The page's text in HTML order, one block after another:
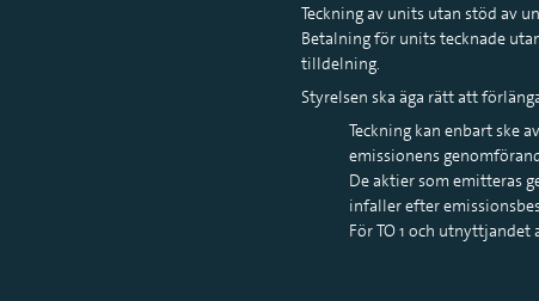
Teckning av units utan stöd av
Betalning för units tecknade
tilldelning.
Styrelsen ska äga rätt att
Teckning kan enbart ske
emissionens
De aktier som emitteras
infaller efter
För TO 1 och